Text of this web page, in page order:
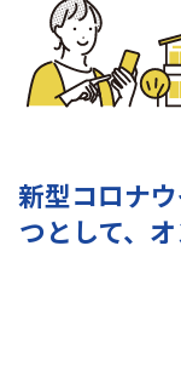
新型コロナ
つとして、